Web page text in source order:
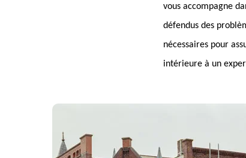
vous accompagne
défendus des
nécessaires pour
intérieure à un